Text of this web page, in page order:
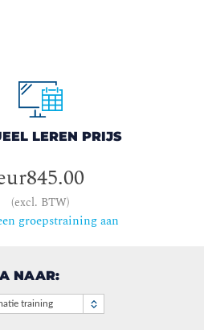
LEREN PRIJS
(excl. BTW)
groepstraining aan
NAAR:
training